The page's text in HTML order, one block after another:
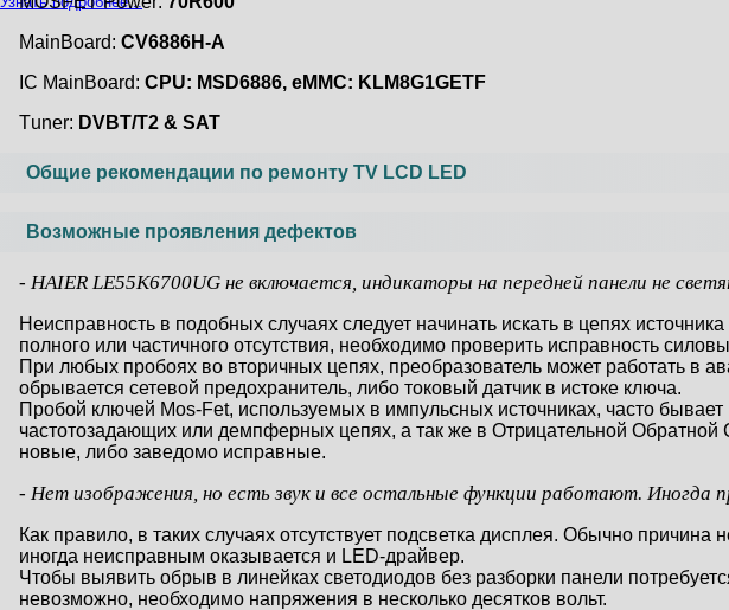
MainBoard: CV6886H-A
IC MainBoard: CPU: MSD6886, eMMC: KLM8G1GETF
Тuner: DVBT/T2 & SAT
Общие рекомендации по ремонту TV LCD LED
Возможные проявления дефектов
- HAIER LE55K6700UG не включается, индикаторы на передней панели не
Неисправность в подобных случаях следует начинать искать в цепях
полного или частичного отсутствия, необходимо проверить исправность
При любых пробоях во вторичных цепях, преобразователь может работать в
обрывается сетевой предохранитель, либо токовый датчик в истоке ключа.
Пробой ключей Mos-Fet, используемых в импульсных источниках, часто
частотозадающих или демпферных цепях, а так же в Отрицательной
новые, либо заведомо исправные.
- Нет изображения, но есть звук и все остальные функции работают. Иногда
Как правило, в таких случаях отсутствует подсветка дисплея. Обычно
иногда неисправным оказывается и LED-драйвер.
Чтобы выявить обрыв в линейках светодиодов без разборки панели
невозможно, необходимо напряжения в несколько десятков вольт.